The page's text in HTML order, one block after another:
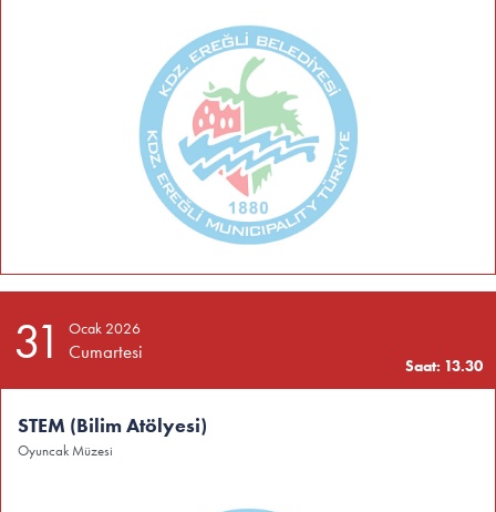
31 Ocak 2026
Cumartesi
Saat: 13.30
STEM (Bilim Atölyesi)
Oyuncak Müzesi